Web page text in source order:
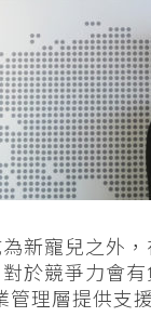
新寵兒之外
於競爭力會
理層提供支